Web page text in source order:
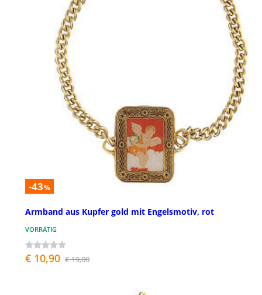
-43%
Armband aus Kupfer gold mit Engelsmotiv, rot
VORRÄTIG
€ 10,90 € 19,00